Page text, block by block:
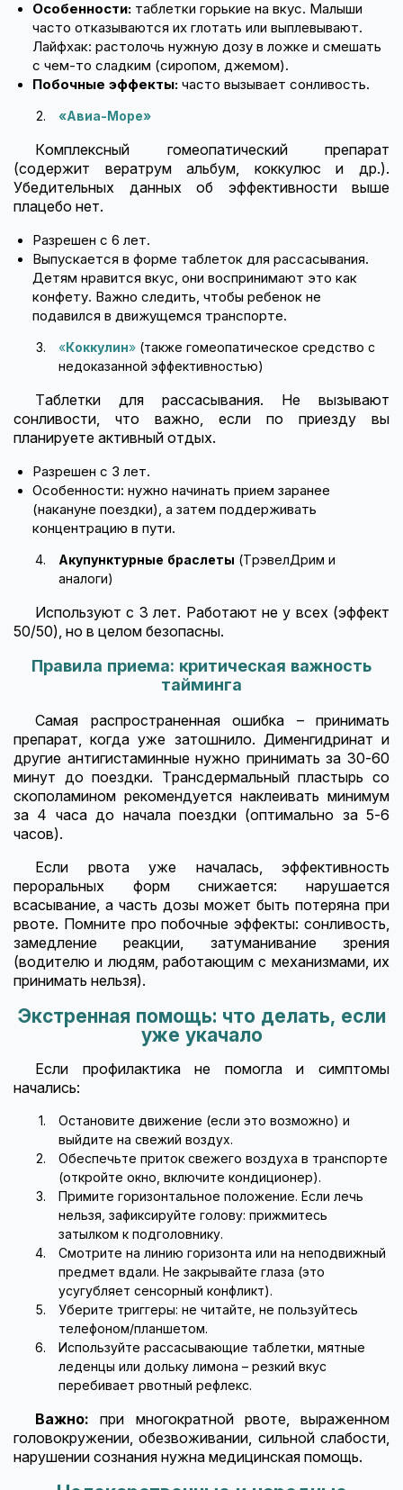
Особенности: таблетки горькие на вкус. Малыши
часто отказываются их глотать или выплевывают.
Лайфхак: растолочь нужную дозу в ложке и смешать
с чем-то сладким (сиропом, джемом).
Побочные эффекты:часто вызывает сонливость.
«Авиа-Море»
Комплексный гомеопатический препарат
(содержит вератрум альбум, коккулюс и др.).
Убедительных данных об эффективности выше
плацебо нет.
Разрешен с 6 лет.
Выпускается в форме таблеток для рассасывания.
Детям нравится вкус, они воспринимают это как
конфету. Важно следить, чтобы ребенок не
подавился в движущемся транспорте.
«Коккулин» (также гомеопатическое средство с
недоказанной эффективностью)
Таблетки для рассасывания. Не вызывают
сонливости, что важно, если по приезду вы
планируете активный отдых.
Разрешен с 3 лет.
Особенности: нужно начинать прием заранее
(накануне поездки), а затем поддерживать
концентрацию в пути.
Акупунктурные браслеты (ТрэвелДрим и
аналоги)
Используют с 3 лет. Работают не у всех (эффект
50/50), но в целом безопасны.
Правила приема: критическая важность
тайминга
Самая распространенная ошибка – принимать
препарат, когда уже затошнило. Дименгидринат и
другие антигистаминные нужно принимать за 30-60
минут до поездки. Трансдермальный пластырь со
скополамином рекомендуется наклеивать минимум
за 4 часа до начала поездки (оптимально за 5-6
часов).
Если рвота уже началась, эффективность
пероральных форм снижается: нарушается
всасывание, а часть дозы может быть потеряна при
рвоте. Помните про побочные эффекты: сонливость,
замедление реакции, затуманивание зрения
(водителю и людям, работающим с механизмами, их
принимать нельзя).
Экстренная помощь: что делать, если
уже укачало
Если профилактика не помогла и симптомы
начались:
Остановите движение (если это возможно) и
выйдите на свежий воздух.
Обеспечьте приток свежего воздуха в транспорте
(откройте окно, включите кондиционер).
Примите горизонтальное положение. Если лечь
нельзя, зафиксируйте голову: прижмитесь
затылком к подголовнику.
Смотрите на линию горизонта или на неподвижный
предмет вдали. Не закрывайте глаза (это
усугубляет сенсорный конфликт).
Уберите триггеры: не читайте, не пользуйтесь
телефоном/планшетом.
Используйте рассасывающие таблетки, мятные
леденцы или дольку лимона – резкий вкус
перебивает рвотный рефлекс.
Важно:при многократной рвоте, выраженном
головокружении, обезвоживании, сильной слабости,
нарушении сознания нужна медицинская помощь.